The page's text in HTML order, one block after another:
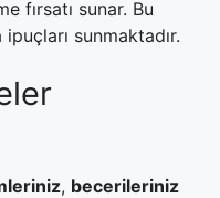
fırsatı sunar. Bu
sunmaktadır.
, becerileriniz